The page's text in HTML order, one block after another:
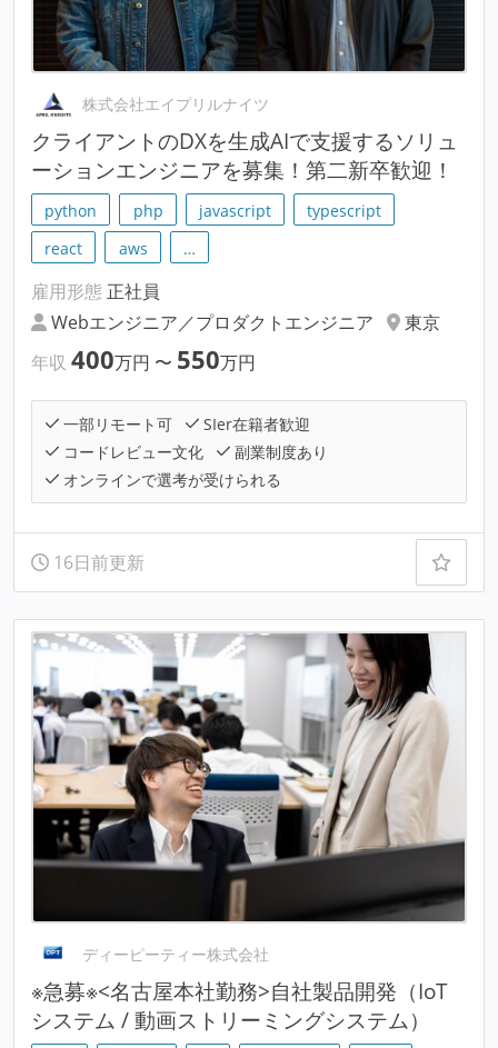
株式会社エイプリルナイツ
クライアントのDXを生成AIで支援するソリュ
ーションエンジニアを募集！第二新卒歓迎！
python php javascript
typescript
react
aws …
雇用形態 正社員
Webエンジニア／プロダクトエンジニア
東京
年収 400万円 〜 550万円
一部リモート可
SIer在籍者歓迎
コードレビュー文化
副業制度あり
オンラインで選考が受けられる
16日前更新
ディーピーティー株式会社
※急募※<名古屋本社勤務>自社製品開発（IoT
システム / 動画ストリーミングシステム）